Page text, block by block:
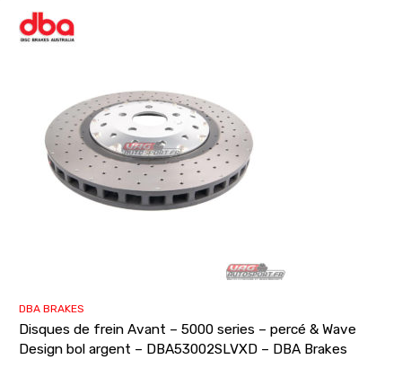
DBA BRAKES
Disques de frein Avant – 5000 series – percé & Wave
Design bol argent – DBA53002SLVXD – DBA Brakes